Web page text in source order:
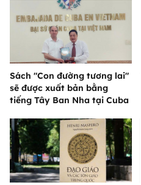
Sách "Con đường tương lai"
sẽ được xuất bản bằng
tiếng Tây Ban Nha tại Cuba